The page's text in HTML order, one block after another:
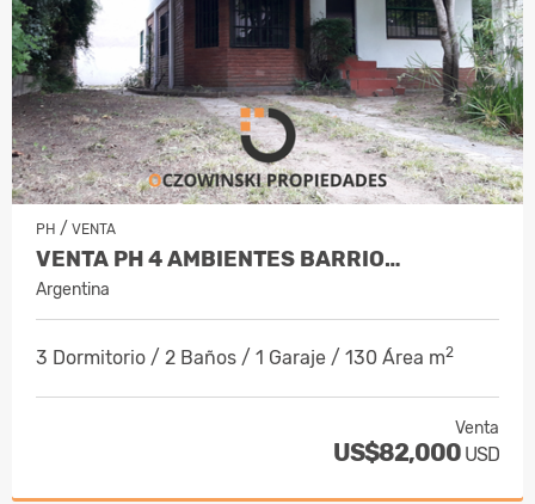
PH / VENTA
VENTA PH 4 AMBIENTES BARRIO…
Argentina
3 Dormitorio / 2 Baños / 1 Garaje / 130 Área m2
Venta
US$82,000 USD